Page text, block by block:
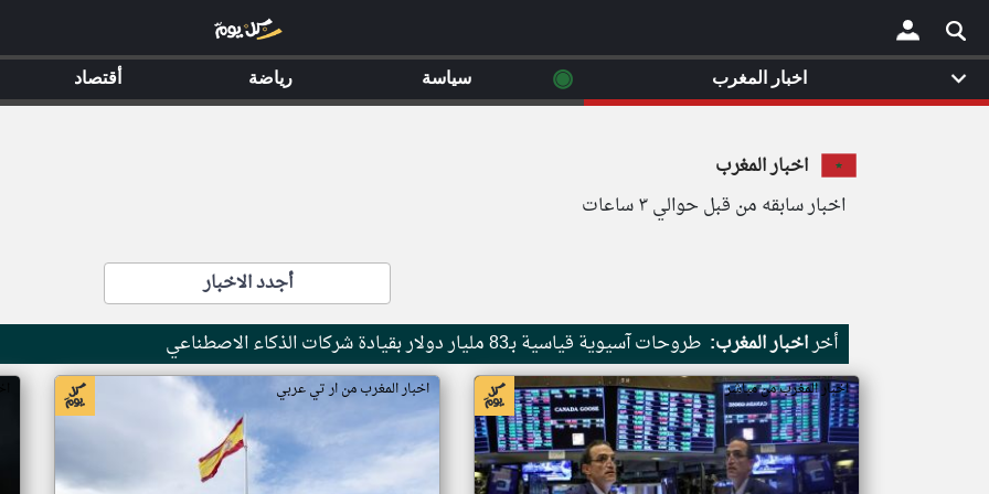
×
اخبار المغرب
اخبار سابقه من قبل حوالي ٣ ساعات
أجدد الاخبار
أخراخبار المغرب: طروحات آسيوية قياسية بـ83 مليار دولار بقيادة شركات الذكاء الاصطناعي
اخبار المغرب من مباشر اخبار المغرب من ار تي عربي
اخبار المغرب ◉ سياسة رياضة أقتصاد